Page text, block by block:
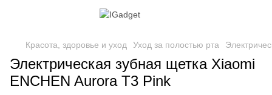
Красота, здоровье и уход Уход за полостью рта
Электрическая зубная щетка Xiaomi
ENCHEN Aurora T3 Pink